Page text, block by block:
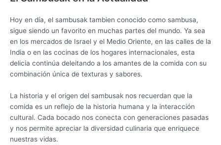
Hoy en día, el sambusak tambien conocido como sambusa,
sigue siendo un favorito en muchas partes del mundo. Ya sea
en los mercados de Israel y el Medio Oriente, en las calles de la
India o en las cocinas de los hogares internacionales, esta
delicia continúa deleitando a los amantes de la comida con su
combinación única de texturas y sabores.
La historia y el origen del sambusak nos recuerdan que la
comida es un reflejo de la historia humana y la interacción
cultural. Cada bocado nos conecta con generaciones pasadas
y nos permite apreciar la diversidad culinaria que enriquece
nuestras vidas.